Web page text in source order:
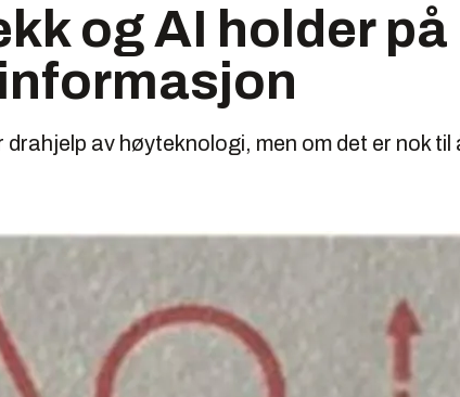
og AI holder på
av høyteknologi, men om det er nok til